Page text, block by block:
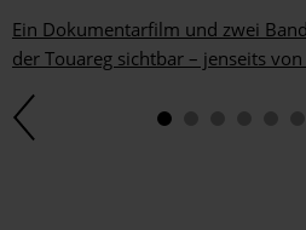
Ein Dokumentarfilm und zwei
der Touareg sichtbar – jenseits